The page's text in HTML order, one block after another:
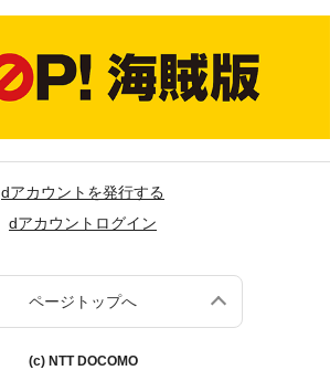
dアカウントを発行する
dアカウントログイン
ページトップへ
(c) NTT DOCOMO